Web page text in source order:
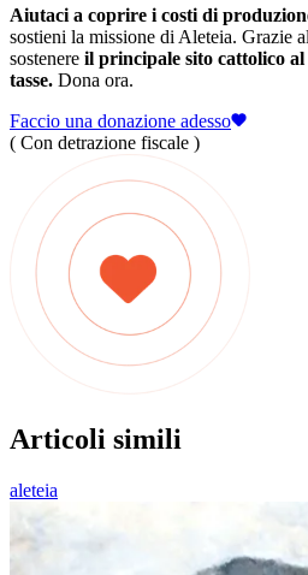
Aiutaci a coprire i costi di
sostieni la missione di Aleteia. Grazie
sostenere il principale sito cattolico
tasse. Dona ora.
Faccio una donazione adesso
( Con detrazione fiscale )
Articoli simili
aleteia